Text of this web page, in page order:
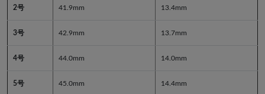
2号 41.9mm 13.4mm
3号 42.9mm 13.7mm
4号 44.0mm 14.0mm
5号 45.0mm 14.4mm